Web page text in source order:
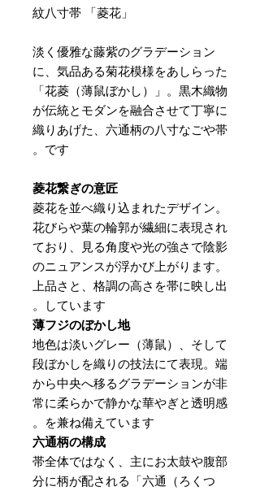
紋八寸帯 「菱花」
淡く優雅な藤紫のグラデーション
に、気品ある菊花模様をあしらった
「花菱（薄鼠ぼかし）」。黒木織物
が伝統とモダンを融合させて丁寧に
織りあげた、六通柄の八寸なごや帯
です。
菱花繋ぎの意匠
菱花を並べ織り込まれたデザイン。
花びらや葉の輪郭が繊細に表現され
ており、見る角度や光の強さで陰影
のニュアンスが浮かび上がります。
上品さと、格調の高さを帯に映し出
しています。
薄フジのぼかし地
地色は淡いグレー（薄鼠）、そして
段ぼかしを織りの技法にて表現。端
から中央へ移るグラデーションが非
常に柔らかで静かな華やぎと透明感
を兼ね備えています。
六通柄の構成
帯全体ではなく、主にお太鼓や腹部
分に柄が配される「六通（ろくつ